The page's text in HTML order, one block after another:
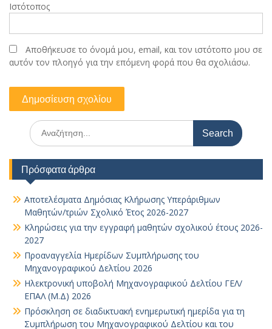
Ιστότοπος
Αποθήκευσε το όνομά μου, email, και τον ιστότοπο μου σε
αυτόν τον πλοηγό για την επόμενη φορά που θα σχολιάσω.
Search
for:
Πρόσφατα άρθρα
Αποτελέσματα Δημόσιας Κλήρωσης Υπεράριθμων
Μαθητών/τριών Σχολικό Έτος 2026-2027
Κληρώσεις για την εγγραφή μαθητών σχολικού έτους 2026-
2027
Προαναγγελία Ημερίδων Συμπλήρωσης του
Μηχανογραφικού Δελτίου 2026
Ηλεκτρονική υποβολή Μηχανογραφικού Δελτίου ΓΕΛ/
ΕΠΑΛ (Μ.Δ) 2026
Πρόσκληση σε διαδικτυακή ενημερωτική ημερίδα για τη
Συμπλήρωση του Μηχανογραφικού Δελτίου και του